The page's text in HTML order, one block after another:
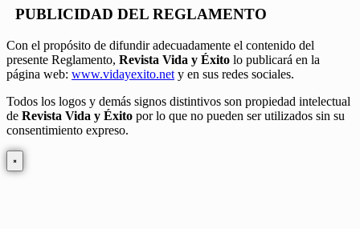
PUBLICIDAD DEL REGLAMENTO
Con el propósito de difundir adecuadamente el contenido del
presente Reglamento, Revista Vida y Éxito lo publicará en la
página web: www.vidayexito.net y en sus redes sociales.
Todos los logos y demás signos distintivos son propiedad intelectual
de Revista Vida y Éxito por lo que no pueden ser utilizados sin su
consentimiento expreso.
×